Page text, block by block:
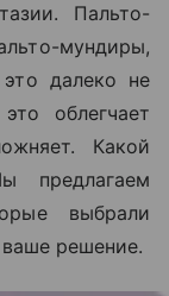
Пальто-
мундиры,
далеко не
облегчает
Какой
предлагаем
выбрали
решение.